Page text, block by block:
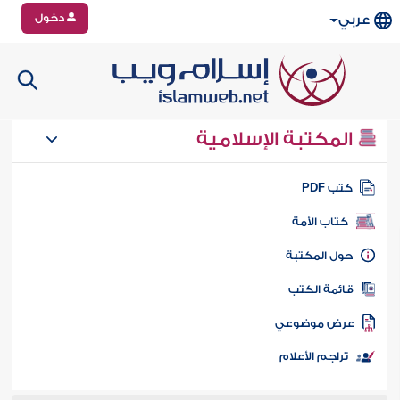
عربي دخول
المكتبة الإسلامية
كتب PDF
كتاب الأمة
المكتبة
الكتب
موضوعي